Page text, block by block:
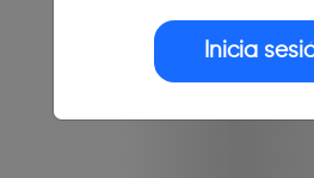
Inicia